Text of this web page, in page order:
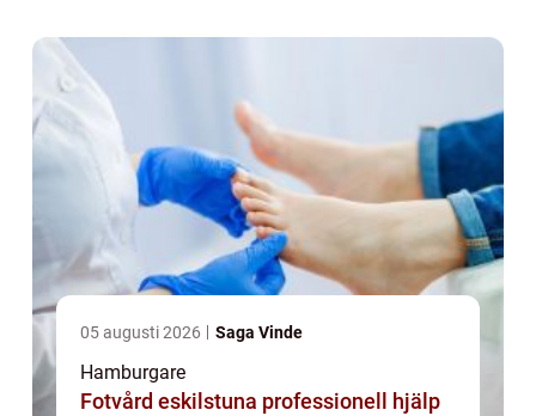
05 augusti 2026 Saga Vinde
Hamburgare
Fotvård eskilstuna professionell hjälp